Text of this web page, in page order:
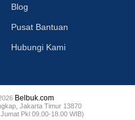
Blog
Pusat Bantuan
Hubungi Kami
Belbuk.com
Jakarta Timur 13870
Pkl 09.00-18.00 WIB)